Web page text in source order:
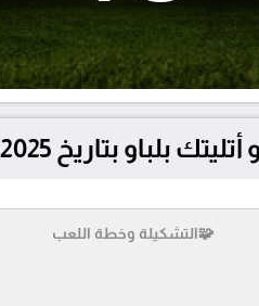
04-10 في الدوري الأوروبي
🧩التشكيلة وخطة اللعب